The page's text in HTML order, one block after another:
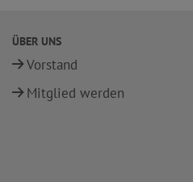
ÜBER UNS
Vorstand
Mitglied werden